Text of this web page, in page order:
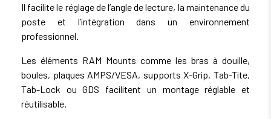
Il facilite le réglage de l’angle de lecture, la maintenance du
poste et l’intégration dans un environnement
professionnel.
Les éléments RAM Mounts comme les bras à douille,
boules, plaques AMPS/VESA, supports X-Grip, Tab-Tite,
Tab-Lock ou GDS facilitent un montage réglable et
réutilisable.